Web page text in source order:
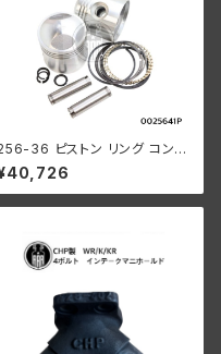
36 ピストン リング コンプ
ート .040オーバーサイズ 19
47年 E/EL